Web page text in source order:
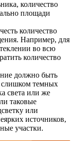
количество
площади
количество
Например, для
во всю
количество
должно быть
темных
света или же
таковые
или
источников,
участки.